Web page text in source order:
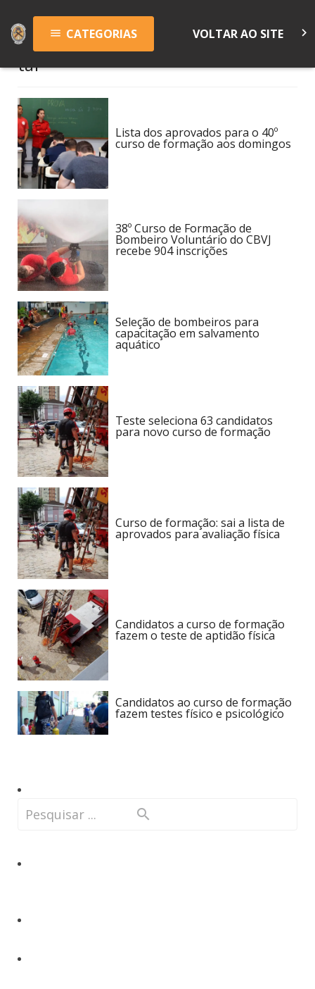
menu CATEGORIAS VOLTAR AO SITE keyboard_arrow_right
taf
Lista dos aprovados para o 40º
curso de formação aos domingos
38º Curso de Formação de
Bombeiro Voluntário do CBVJ
recebe 904 inscrições
Seleção de bombeiros para
capacitação em salvamento
aquático
Teste seleciona 63 candidatos
para novo curso de formação
Curso de formação: sai a lista de
aprovados para avaliação física
Candidatos a curso de formação
fazem o teste de aptidão física
Candidatos ao curso de formação
fazem testes físico e psicológico